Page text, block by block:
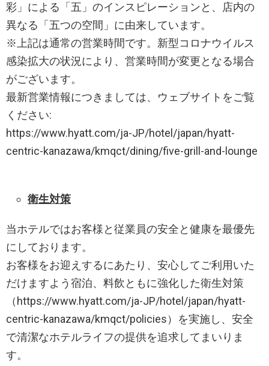
彩」による「五」のインスピレーションと、店内の
異なる「五つの空間」に由来しています。
※上記は通常の営業時間です。新型コロナウイルス
感染拡大の状況により、営業時間が変更となる場合
がございます。
最新営業情報につきましては、ウェブサイトをご覧
ください:
https://www.hyatt.com/ja-JP/hotel/japan/hyatt-
centric-kanazawa/kmqct/dining/five-grill-and-lounge
衛生対策
当ホテルではお客様と従業員の安全と健康を最優先
にしております。
お客様をお迎えするにあたり、安心してご利用いた
だけますよう宿泊、料飲ともに強化した衛生対策
（https://www.hyatt.com/ja-JP/hotel/japan/hyatt-
centric-kanazawa/kmqct/policies）を実施し、安全
で清潔なホテルライフの提供を追求してまいりま
す。